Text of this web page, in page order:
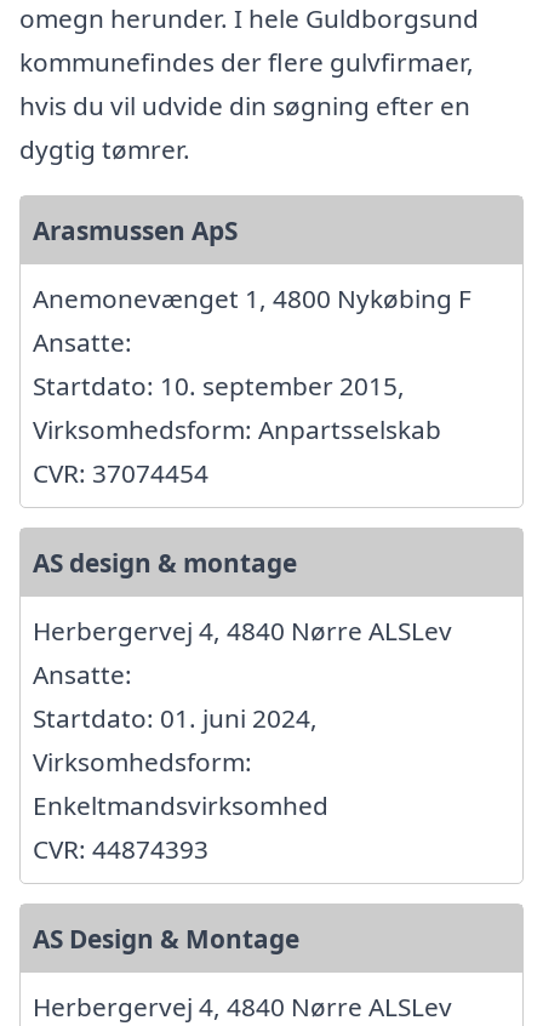
omegn herunder. I hele Guldborgsund
kommunefindes der flere gulvfirmaer,
hvis du vil udvide din søgning efter en
dygtig tømrer.
Arasmussen ApS
Anemonevænget 1, 4800 Nykøbing F
Ansatte:
Startdato: 10. september 2015,
Virksomhedsform: Anpartsselskab
CVR: 37074454
AS design & montage
Herbergervej 4, 4840 Nørre ALSLev
Ansatte:
Startdato: 01. juni 2024,
Virksomhedsform:
Enkeltmandsvirksomhed
CVR: 44874393
AS Design & Montage
Herbergervej 4, 4840 Nørre ALSLev